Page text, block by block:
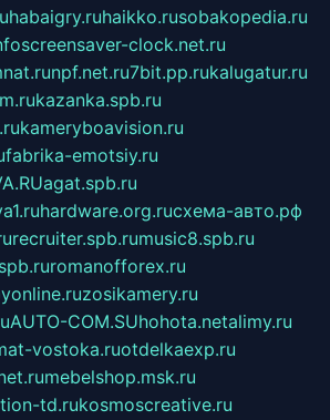
habaigry.ruhaikko.rusobakopedia.ru
screensaver-clock.net.ru
npf.net.ru7bit.pp.rukalugatur.ru
kazanka.spb.ru
kameryboavision.ru
fabrika-emotsiy.ru
agat.spb.ru
hardware.org.ruсхема-авто.рф
recruiter.spb.rumusic8.spb.ru
romanofforex.ru
zosikamery.ru
AUTO-COM.SUhohota.netalimy.ru
vostoka.ruotdelkaexp.ru
mebelshop.msk.ru
td.rukosmoscreative.ru